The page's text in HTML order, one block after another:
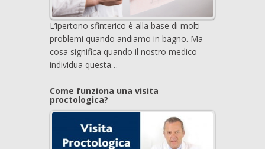
L’ipertono sfinterico è alla base di molti
problemi quando andiamo in bagno. Ma
cosa significa quando il nostro medico
individua questa…
Come funziona una visita
proctologica?